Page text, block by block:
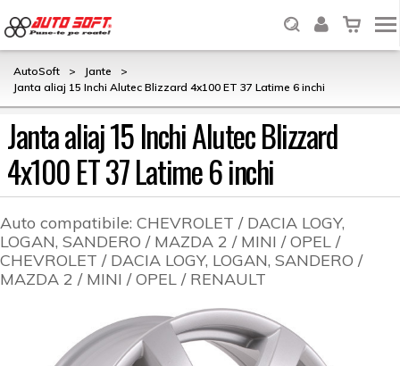
AutoSoft > Jante
>
Janta aliaj 15 Inchi Alutec Blizzard 4x100 ET 37 Latime 6 inchi
Janta aliaj 15 Inchi Alutec Blizzard
4x100 ET 37 Latime 6 inchi
Auto compatibile: CHEVROLET / DACIA LOGY,
LOGAN, SANDERO / MAZDA 2 / MINI / OPEL /
CHEVROLET / DACIA LOGY, LOGAN, SANDERO /
MAZDA 2 / MINI / OPEL / RENAULT